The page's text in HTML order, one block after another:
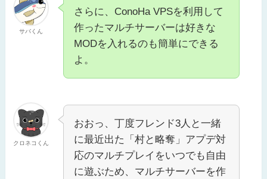
サバくん
さらに、ConoHa VPSを利用して
作ったマルチサーバーは好きな
MODを入れるのも簡単にできる
よ。
クロネコくん
おおっ、丁度フレンド3人と一緒
に最近出た「村と略奪」アプデ対
応のマルチプレイをいつでも自由
に遊ぶため、マルチサーバーを作